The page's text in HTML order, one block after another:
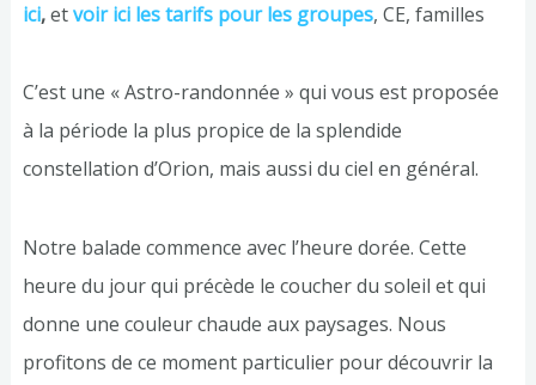
ici,etvoir ici les tarifs pour les groupes, CE, familles
C’est une « Astro-randonnée » qui vous est proposée
à la période la plus propice de la splendide
constellation d’Orion, mais aussi du ciel en général.
Notre balade commence avec l’heure dorée. Cette
heure du jour qui précède le coucher du soleil et qui
donne une couleur chaude aux paysages. Nous
profitons de ce moment particulier pour découvrir la